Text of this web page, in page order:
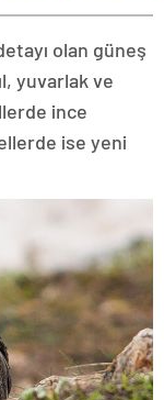
olan güneş
yuvarlak ve
ince
ise yeni